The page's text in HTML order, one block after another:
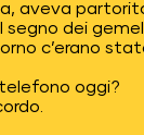
aveva
dei
c’erano
telefono oggi?